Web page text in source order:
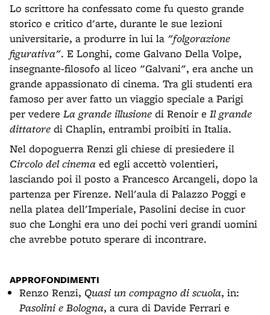
Lo scrittore ha confessato come fu questo grande
storico e critico d'arte, durante le sue lezioni
universitarie, a produrre in lui la "folgorazione
figurativa". E Longhi, come Galvano Della Volpe,
insegnante-filosofo al liceo "Galvani", era anche un
grande appassionato di cinema. Tra gli studenti era
famoso per aver fatto un viaggio speciale a Parigi
per vedere La grande illusione di Renoir e Il grande
dittatore di Chaplin, entrambi proibiti in Italia.
Nel dopoguerra Renzi gli chiese di presiedere il
Circolo del cinema ed egli accettò volentieri,
lasciando poi il posto a Francesco Arcangeli, dopo la
partenza per Firenze. Nell'aula di Palazzo Poggi e
nella platea dell'Imperiale, Pasolini decise in cuor
suo che Longhi era uno dei pochi veri grandi uomini
che avrebbe potuto sperare di incontrare.
APPROFONDIMENTI
Renzo Renzi, Quasi un compagno di scuola, in:
Pasolini e Bologna, a cura di Davide Ferrari e